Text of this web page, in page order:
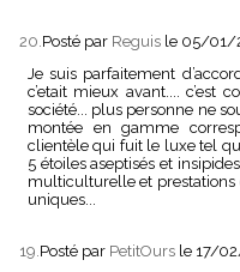
20. Posté par Reguis le 05/01/
Je suis parfaitement
c’etait mieux avant.... c’est
société... plus personne ne
montée en gamme
clientèle qui fuit le luxe tel
5 étoiles aseptisés et
multiculturelle et prestations
uniques...
19. Posté par PetitOurs le 17/